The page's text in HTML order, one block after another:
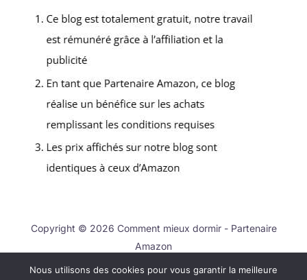
Copyright © 2026 Comment mieux dormir - Partenaire
Amazon
Contact
Nous utilisons des cookies pour vous garantir la meilleure